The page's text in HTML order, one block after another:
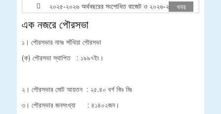
২০২৫-২০২৬ অর্থবছরের সংশোধিত বাজেট ও ২০২৬-২০২৭ অর্থবছরের
খবর
এক নজরে পৌরসভা
১। পৌরসভার নামঃ সাঁথিয়া পৌরসভা
(ক) পৌরসভা স্থাপিত : ১৯৯৭ইং।
২। পৌরসভার মোট আয়তন : ২৫.৪০ বর্গ কিঃ মিঃ
৩। পৌরসভার জনসংখ্যা : ৪১৪০২জন।